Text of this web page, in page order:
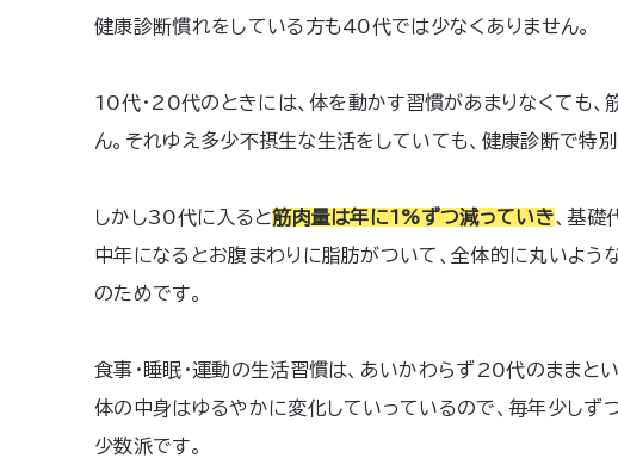
健康診断慣れをしている方も40代では少なくありません。
10代・20代のときには、体を動かす習慣があまりなくても、
ん。それゆえ多少不摂生な生活をしていても、健康診断で特
しかし30代に入ると筋肉量は年に1%ずつ減っていき、基礎
中年になるとお腹まわりに脂肪がついて、全体的に丸いよう
のためです。
食事・睡眠・運動の生活習慣は、あいかわらず20代のままと
体の中身はゆるやかに変化していっているので、毎年少しず
少数派です。